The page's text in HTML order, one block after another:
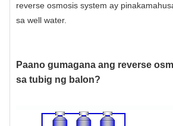
reverse osmosis system ay
sa well water.
Paano gumagana ang reverse
sa tubig ng balon?